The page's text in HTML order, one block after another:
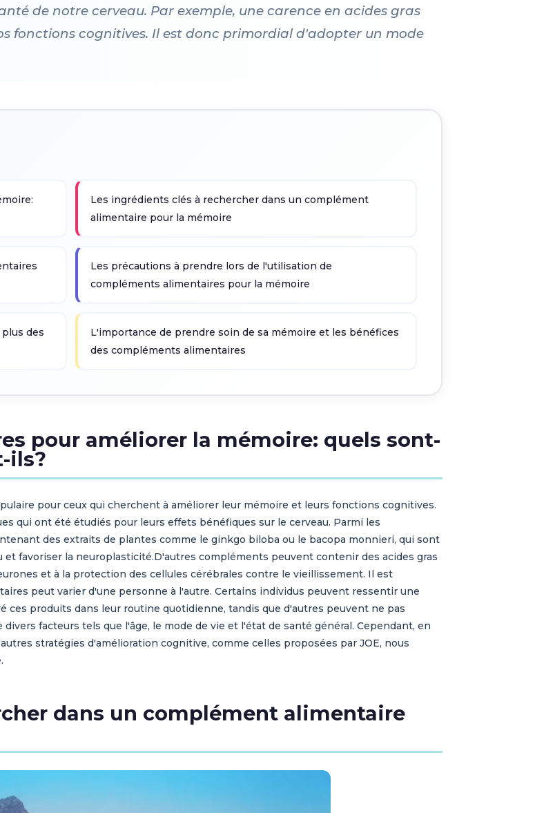
de notre cerveau. Par exemple, une carence en acides gras
fonctions cognitives. Il est donc primordial d'adopter un mode
Les ingrédients clés à rechercher dans un complément
alimentaire pour la mémoire
Les précautions à prendre lors de l'utilisation de
compléments alimentaires pour la mémoire
des
L'importance de prendre soin de sa mémoire et les bénéfices
des compléments alimentaires
pour améliorer la mémoire: quels sont-
ils?
pour ceux qui cherchent à améliorer leur mémoire et leurs fonctions cognitives.
qui ont été étudiés pour leurs effets bénéfiques sur le cerveau. Parmi les
des extraits de plantes comme le ginkgo biloba ou le bacopa monnieri, qui sont
favoriser la neuroplasticité.D'autres compléments peuvent contenir des acides gras
et à la protection des cellules cérébrales contre le vieillissement. Il est
peut varier d'une personne à l'autre. Certains individus peuvent ressentir une
ces produits dans leur routine quotidienne, tandis que d'autres peuvent ne pas
facteurs tels que l'âge, le mode de vie et l'état de santé général. Cependant, en
stratégies d'amélioration cognitive, comme celles proposées par JOE, nous
dans un complément alimentaire